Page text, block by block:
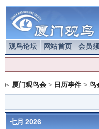
观鸟论坛 网站首页 会员
厦门观鸟会> 日历事件> 鸟
七月 2026